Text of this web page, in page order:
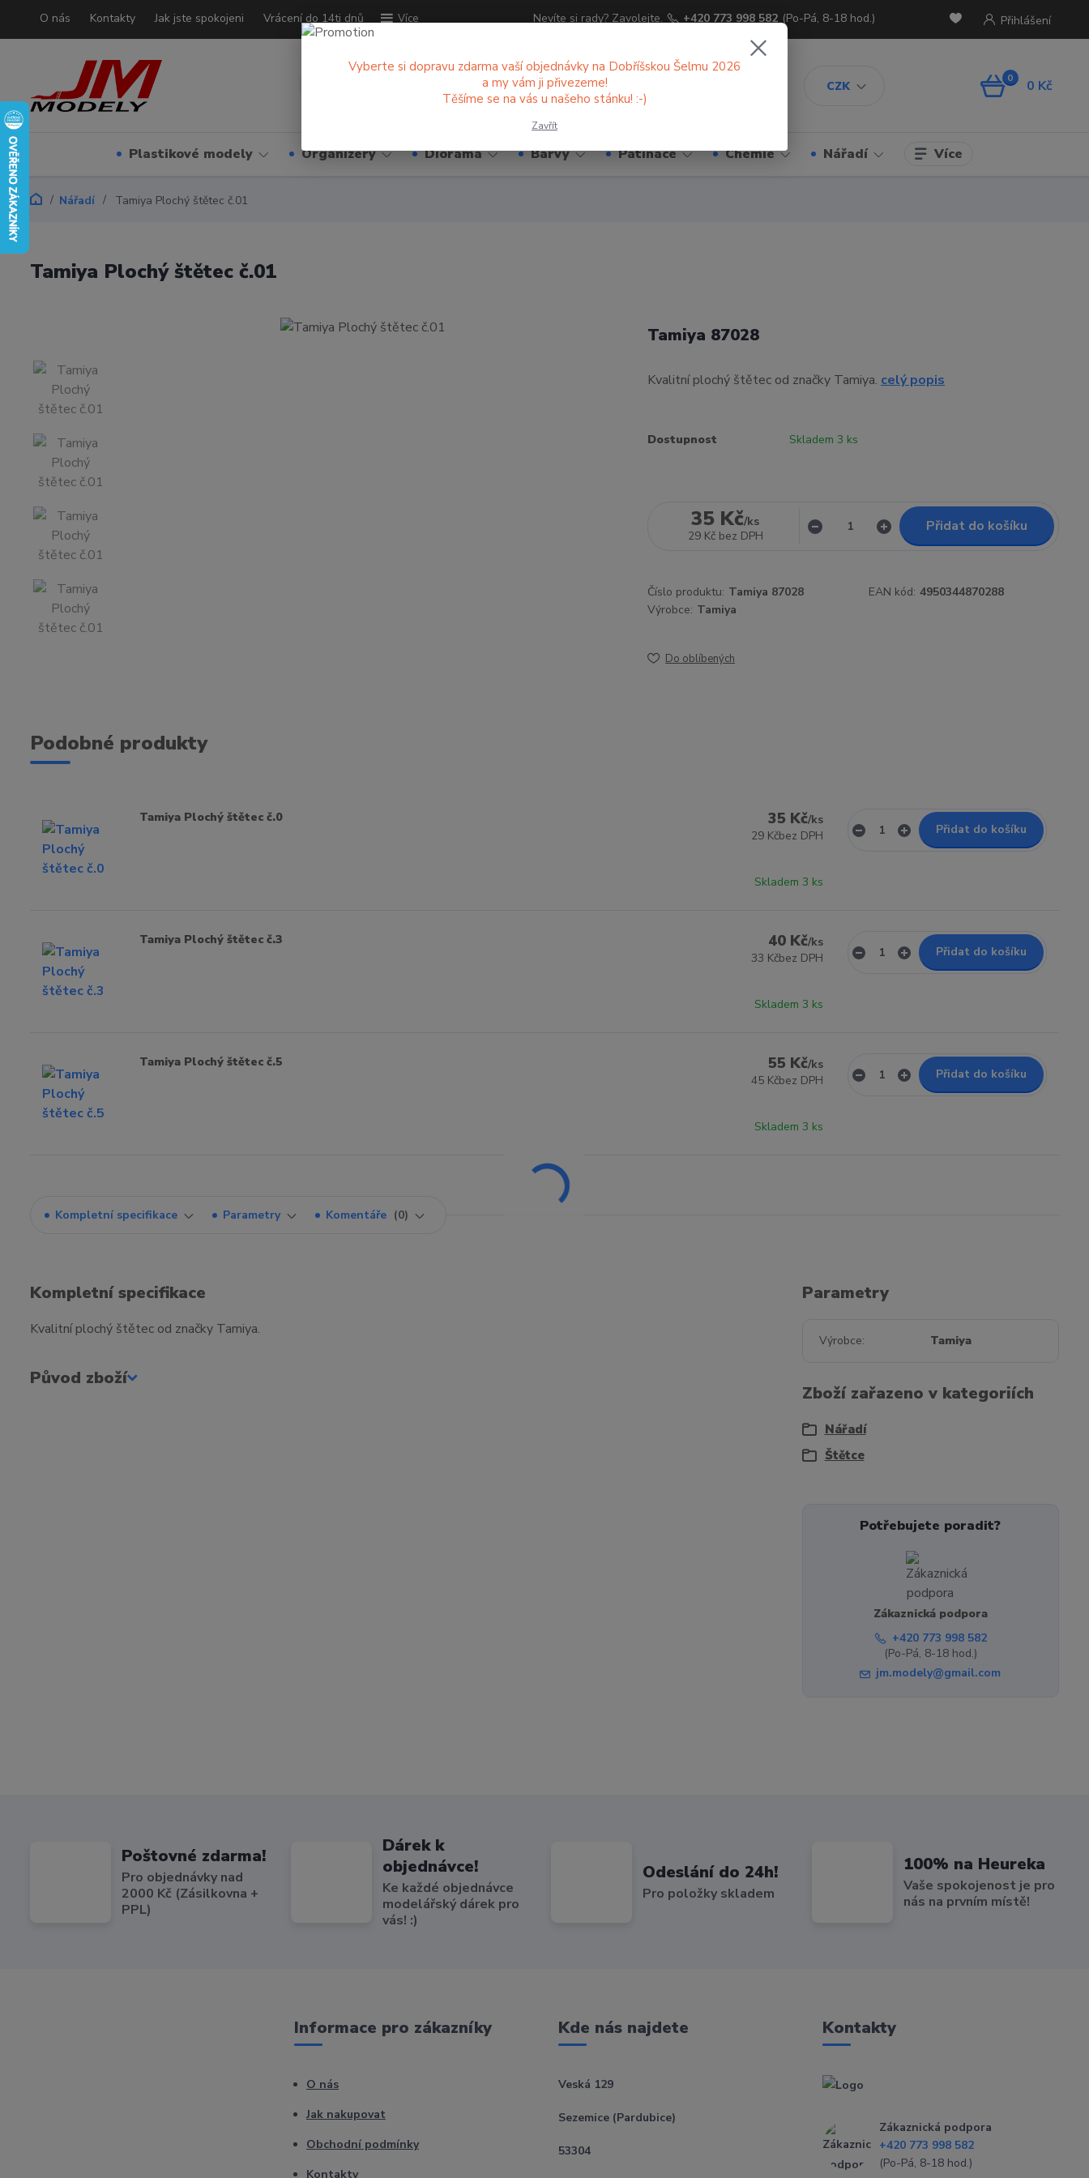
O nás Kontakty Jak jste spokojeni Vrácení do 14ti dnů Více
CZK
Přihlášení
Nevíte si rady? Zavolejte. +420 773 998 582 (Po-Pá, 8-18 hod.)
0 0 Kč
Plastikové modely Organizéry Diorama Barvy Patinace Chemie Nářadí Více
Nářadí Tamiya Plochý štětec č.01
Tamiya Plochý štětec č.01
Tamiya 87028
Kvalitní plochý štětec od značky Tamiya. celý popis
Dostupnost Skladem 3 ks
35 Kč/ks
29 Kč bez DPH
Přidat do košíku
Číslo produktu: Tamiya 87028 EAN kód: 4950344870288
Výrobce: Tamiya
Do oblíbených
Podobné produkty
Tamiya Plochý štětec č.0 35 Kč/ks
29 Kčbez DPH
Skladem 3 ks
Přidat do košíku
Tamiya Plochý štětec č.3 40 Kč/ks
33 Kčbez DPH
Skladem 3 ks
Přidat do košíku
Tamiya Plochý štětec č.5 55 Kč/ks
45 Kčbez DPH
Skladem 3 ks
Přidat do košíku
Kompletní specifikace Parametry Komentáře 0
Kompletní specifikace
Kvalitní plochý štětec od značky Tamiya.
Původ zboží
Parametry
Výrobce Tamiya
Zboží zařazeno v kategoriích
Nářadí
Štětce
Potřebujete poradit?
Zákaznická podpora
+420 773 998 582
(Po-Pá, 8-18 hod.)
jm.modely@gmail.com
Poštovné zdarma!
Pro objednávky nad
2000 Kč (Zásilkovna +
PPL)
Dárek k
objednávce!
Ke každé objednávce
modelářský dárek pro
vás! :)
Odeslání do 24h!
Pro položky skladem
100% na Heureka
Vaše spokojenost je pro
nás na prvním místě!
Informace pro zákazníky
O nás
Jak nakupovat
Obchodní podmínky
Kontakty
Kde nás najdete
Veská 129
Sezemice (Pardubice)
53304
Kontakty
Zákaznická podpora
+420 773 998 582
(Po-Pá, 8-18 hod.)
Vyberte si dopravu zdarma vaší objednávky na Dobříšskou Šelmu 2026
a my vám ji přivezeme!
Těšíme se na vás u našeho stánku! :-)
Zavřít